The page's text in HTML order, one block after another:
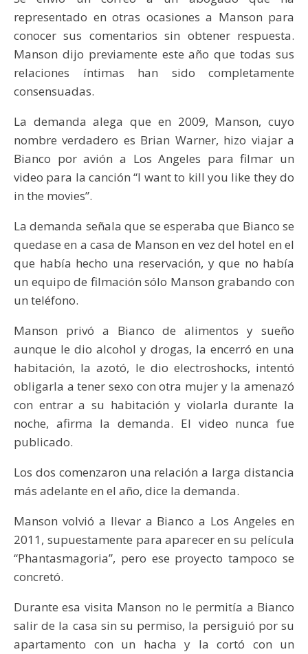
representado en otras ocasiones a Manson para
conocer sus comentarios sin obtener respuesta.
Manson dijo previamente este año que todas sus
relaciones íntimas han sido completamente
consensuadas.
La demanda alega que en 2009, Manson, cuyo
nombre verdadero es Brian Warner, hizo viajar a
Bianco por avión a Los Angeles para filmar un
video para la canción “I want to kill you like they do
in the movies”.
La demanda señala que se esperaba que Bianco se
quedase en a casa de Manson en vez del hotel en el
que había hecho una reservación, y que no había
un equipo de filmación sólo Manson grabando con
un teléfono.
Manson privó a Bianco de alimentos y sueño
aunque le dio alcohol y drogas, la encerró en una
habitación, la azotó, le dio electroshocks, intentó
obligarla a tener sexo con otra mujer y la amenazó
con entrar a su habitación y violarla durante la
noche, afirma la demanda. El video nunca fue
publicado.
Los dos comenzaron una relación a larga distancia
más adelante en el año, dice la demanda.
Manson volvió a llevar a Bianco a Los Angeles en
2011, supuestamente para aparecer en su película
“Phantasmagoria”, pero ese proyecto tampoco se
concretó.
Durante esa visita Manson no le permitía a Bianco
salir de la casa sin su permiso, la persiguió por su
apartamento con un hacha y la cortó con un